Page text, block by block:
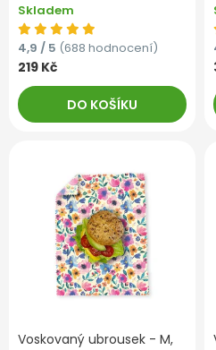
Skladem
4,9 / 5 (688 hodnocení)
219 Kč
DO KOŠÍKU
Voskovaný ubrousek - M,